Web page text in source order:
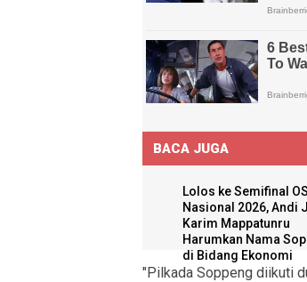
BACA JUGA
Lolos ke Semifinal
Nasional 2026, Andi
Karim Mappatunru
Harumkan Nama
di Bidang Ekonomi
"Pilkada Soppeng diikuti